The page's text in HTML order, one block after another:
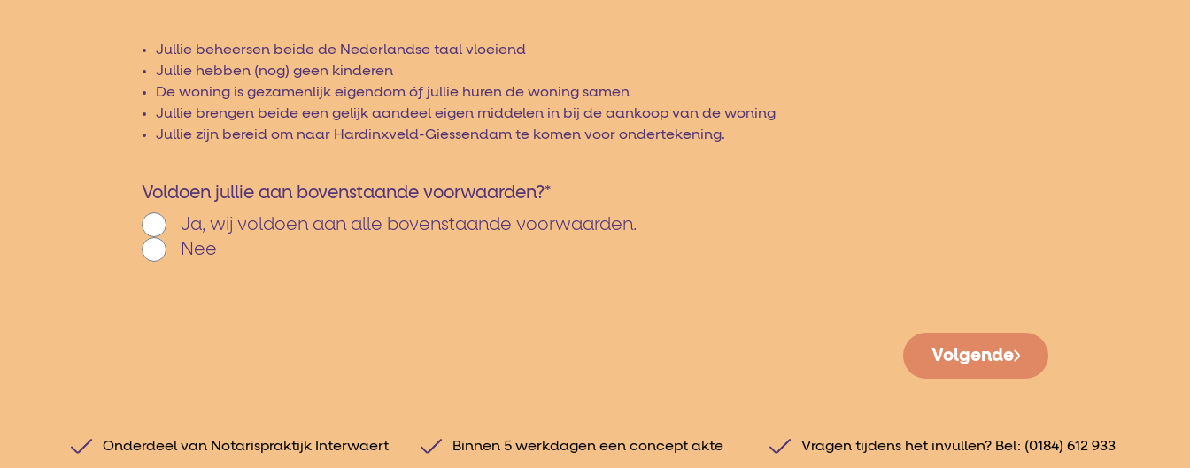
Jullie beheersen beide de Nederlandse taal vloeiend
Jullie hebben (nog) geen kinderen
De woning is gezamenlijk eigendom óf jullie huren de woning samen
Jullie brengen beide een gelijk aandeel eigen middelen in bij de aankoop van de woning
Jullie zijn bereid om naar Hardinxveld-Giessendam te komen voor ondertekening.
Voldoen jullie aan bovenstaande voorwaarden?*
Ja, wij voldoen aan alle bovenstaande voorwaarden.
Nee
Volgende
Onderdeel van Notarispraktijk Interwaert Binnen 5 werkdagen een concept akte Vragen tijdens het invullen? Bel: (0184) 612 933